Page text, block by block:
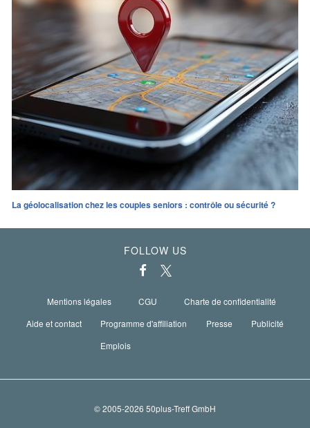
La géolocalisation chez les couples seniors : contrôle ou sécurité ?
FOLLOW US
Mentions légales CGU
Charte de confidentialité
Aide et contact
Programme d'affiliation Presse
Publicité
Emplois
© 2005-2026 50plus-Treff GmbH